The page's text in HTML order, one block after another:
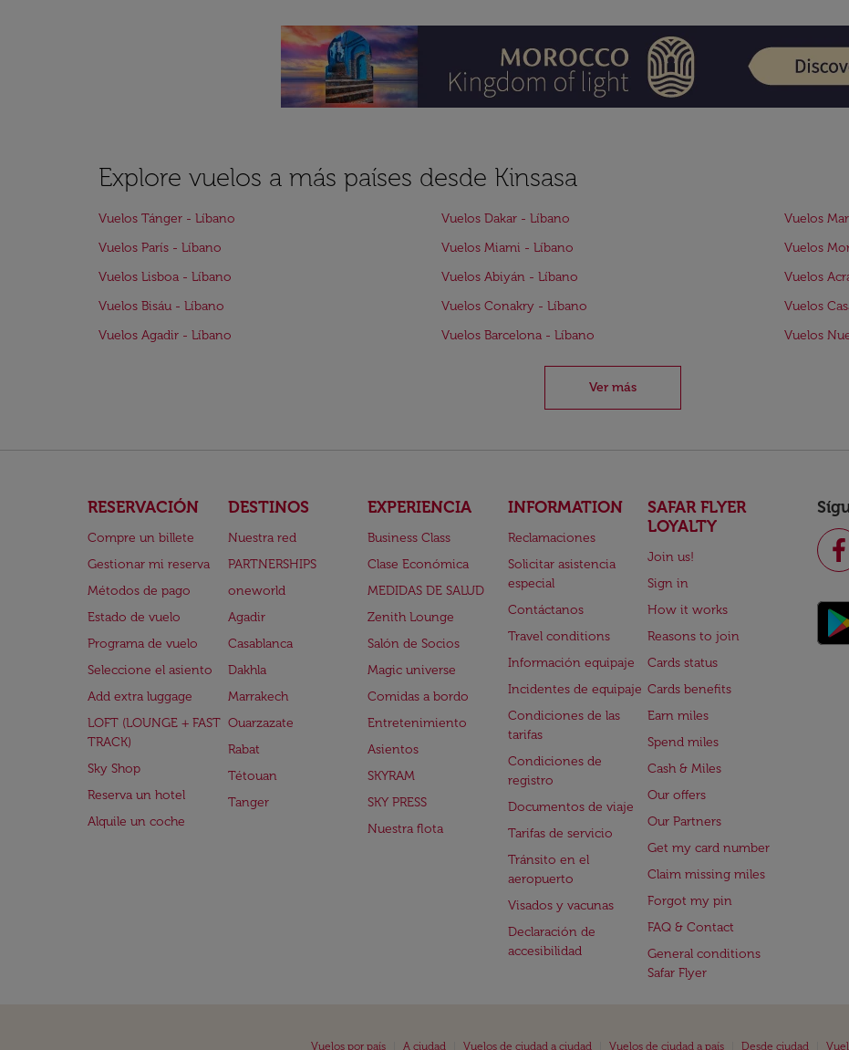
Explore vuelos a más países desde Kinsasa
Vuelos Tánger - Líbano Vuelos Dakar - Líbano
Vuelos
Vuelos París - Líbano
Vuelos Miami - Líbano
Vuelos
Vuelos Lisboa - Líbano
Vuelos Abiyán - Líbano
Vuelos
Vuelos Bisáu - Líbano
Vuelos Conakry - Líbano
Vuelos
Vuelos Agadir - Líbano
Vuelos Barcelona - Líbano Vuelos
Ver más
RESERVACIÓN
Compre un billete
Gestionar mi reserva
Métodos de pago
Estado de vuelo
Programa de vuelo
Seleccione el asiento
Add extra luggage
LOFT (LOUNGE + FAST
TRACK)
Sky Shop
Reserva un hotel
Alquile un coche
DESTINOS
Nuestra red
PARTNERSHIPS
oneworld
Agadir
Casablanca
Dakhla
Marrakech
Ouarzazate
Rabat
Tétouan
Tanger
EXPERIENCIA
Business Class
Clase Económica
MEDIDAS DE SALUD
Zenith Lounge
Salón de Socios
Magic universe
Comidas a bordo
Entretenimiento
Asientos
SKYRAM
SKY PRESS
Nuestra flota
INFORMATION
Reclamaciones
Solicitar asistencia
especial
Contáctanos
Travel conditions
Información equipaje
Incidentes de equipaje
Condiciones de las
tarifas
Condiciones de
registro
Documentos de viaje
Tarifas de servicio
Tránsito en el
aeropuerto
Visados y vacunas
Declaración de
accesibilidad
SAFAR FLYER
LOYALTY
Join us!
Sign in
How it works
Reasons to join
Cards status
Cards benefits
Earn miles
Spend miles
Cash & Miles
Our offers
Our Partners
Get my card number
Claim missing miles
Forgot my pin
FAQ & Contact
General conditions
Safar Flyer
Vuelos por país A ciudad Vuelos de ciudad a ciudad Vuelos de ciudad a país Desde ciudad